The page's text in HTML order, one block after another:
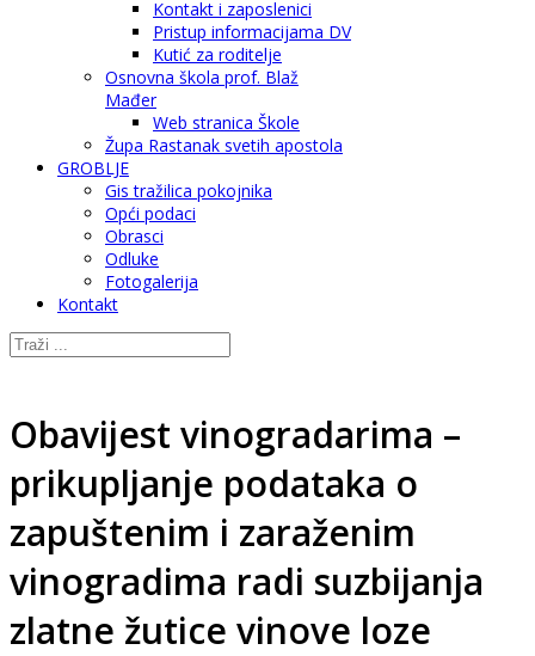
Kontakt i zaposlenici
Pristup informacijama DV
Kutić za roditelje
Osnovna škola prof. Blaž
Mađer
Web stranica Škole
Župa Rastanak svetih apostola
GROBLJE
Gis tražilica pokojnika
Opći podaci
Obrasci
Odluke
Fotogalerija
Kontakt
Obavijest vinogradarima –
prikupljanje podataka o
zapuštenim i zaraženim
vinogradima radi suzbijanja
zlatne žutice vinove loze